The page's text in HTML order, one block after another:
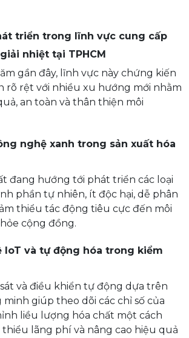
triển trong lĩnh vực cung cấp
nhiệt tại TPHCM
gần đây, lĩnh vực này chứng kiến
rõ rệt với nhiều xu hướng mới nhằm
an toàn và thân thiện môi
nghệ xanh trong sản xuất hóa
đang hướng tới phát triển các loại
phần tự nhiên, ít độc hại, dễ phân
thiểu tác động tiêu cực đến môi
cộng đồng.
IoT và tự động hóa trong kiểm
và điều khiển tự động dựa trên
giúp theo dõi các chỉ số của
liều lượng hóa chất một cách
thiểu lãng phí và nâng cao hiệu quả